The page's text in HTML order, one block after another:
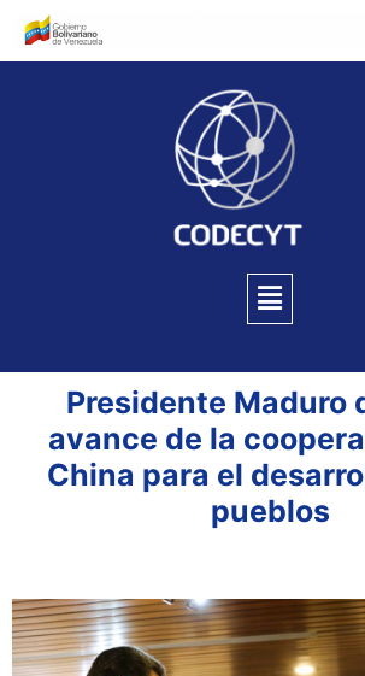
Presidente Maduro
avance de la
China para el
pueblos